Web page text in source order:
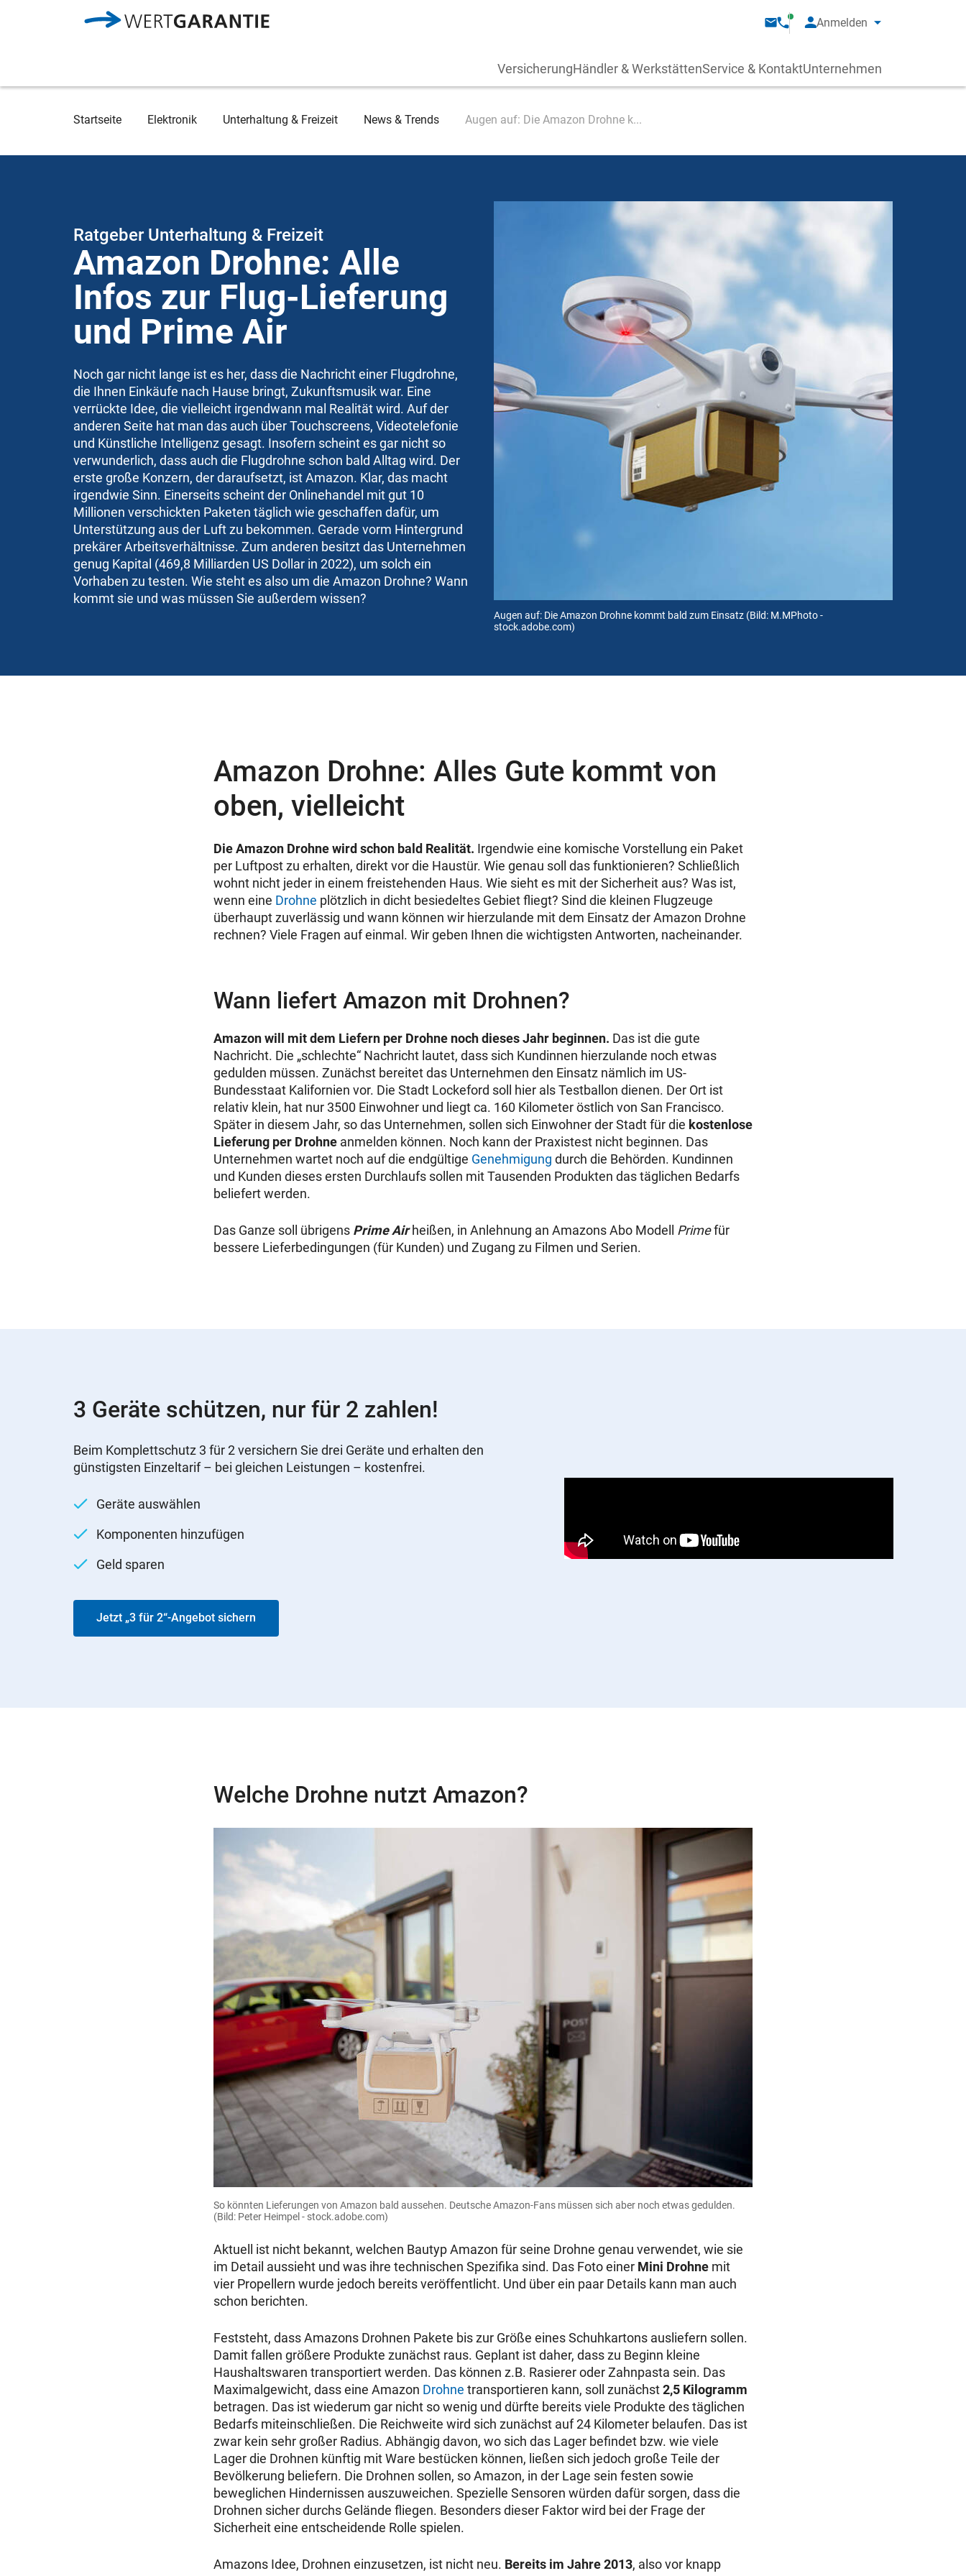
Anmelden
VersicherungHändler & WerkstättenService & KontaktUnternehmen
Breadcrumb
Startseite Elektronik Unterhaltung & Freizeit News & Trends Augen auf: Die Amazon Drohne k...
Augen auf: Die Amazon Drohne kommt bald zum Einsatz (Bild: M.MPhoto -
stock.adobe.com)
Ratgeber Unterhaltung & Freizeit
Amazon Drohne: Alle
Infos zur Flug-Lieferung
und Prime Air
Noch gar nicht lange ist es her, dass die Nachricht einer Flugdrohne,
die Ihnen Einkäufe nach Hause bringt, Zukunftsmusik war. Eine
verrückte Idee, die vielleicht irgendwann mal Realität wird. Auf der
anderen Seite hat man das auch über Touchscreens, Videotelefonie
und Künstliche Intelligenz gesagt. Insofern scheint es gar nicht so
verwunderlich, dass auch die Flugdrohne schon bald Alltag wird. Der
erste große Konzern, der daraufsetzt, ist Amazon. Klar, das macht
irgendwie Sinn. Einerseits scheint der Onlinehandel mit gut 10
Millionen verschickten Paketen täglich wie geschaffen dafür, um
Unterstützung aus der Luft zu bekommen. Gerade vorm Hintergrund
prekärer Arbeitsverhältnisse. Zum anderen besitzt das Unternehmen
genug Kapital (469,8 Milliarden US Dollar in 2022), um solch ein
Vorhaben zu testen. Wie steht es also um die Amazon Drohne? Wann
kommt sie und was müssen Sie außerdem wissen?
Amazon Drohne: Alles Gute kommt von
oben, vielleicht
Die Amazon Drohne wird schon bald Realität. Irgendwie eine komische Vorstellung ein Paket
per Luftpost zu erhalten, direkt vor die Haustür. Wie genau soll das funktionieren? Schließlich
wohnt nicht jeder in einem freistehenden Haus. Wie sieht es mit der Sicherheit aus? Was ist,
wenn eine Drohne plötzlich in dicht besiedeltes Gebiet fliegt? Sind die kleinen Flugzeuge
überhaupt zuverlässig und wann können wir hierzulande mit dem Einsatz der Amazon Drohne
rechnen? Viele Fragen auf einmal. Wir geben Ihnen die wichtigsten Antworten, nacheinander.
Wann liefert Amazon mit Drohnen?
Amazon will mit dem Liefern per Drohne noch dieses Jahr beginnen. Das ist die gute
Nachricht. Die „schlechte“ Nachricht lautet, dass sich Kundinnen hierzulande noch etwas
gedulden müssen. Zunächst bereitet das Unternehmen den Einsatz nämlich im US-
Bundesstaat Kalifornien vor. Die Stadt Lockeford soll hier als Testballon dienen. Der Ort ist
relativ klein, hat nur 3500 Einwohner und liegt ca. 160 Kilometer östlich von San Francisco.
Später in diesem Jahr, so das Unternehmen, sollen sich Einwohner der Stadt für die kostenlose
Lieferung per Drohne anmelden können. Noch kann der Praxistest nicht beginnen. Das
Unternehmen wartet noch auf die endgültige Genehmigung durch die Behörden. Kundinnen
und Kunden dieses ersten Durchlaufs sollen mit Tausenden Produkten das täglichen Bedarfs
beliefert werden.
Das Ganze soll übrigens Prime Airheißen, in Anlehnung an Amazons Abo Modell Primefür
bessere Lieferbedingungen (für Kunden) und Zugang zu Filmen und Serien.
3 Geräte schützen, nur für 2 zahlen!
Beim Komplettschutz 3 für 2 versichern Sie drei Geräte und erhalten den
günstigsten Einzeltarif – bei gleichen Leistungen – kostenfrei.
Geräte auswählen
Komponenten hinzufügen
Geld sparen
Jetzt „3 für 2“-Angebot sichern
Welche Drohne nutzt Amazon?
So könnten Lieferungen von Amazon bald aussehen. Deutsche Amazon-Fans müssen sich aber noch etwas gedulden.
(Bild: Peter Heimpel - stock.adobe.com)
Aktuell ist nicht bekannt, welchen Bautyp Amazon für seine Drohne genau verwendet, wie sie
im Detail aussieht und was ihre technischen Spezifika sind. Das Foto einer Mini Drohne mit
vier Propellern wurde jedoch bereits veröffentlicht. Und über ein paar Details kann man auch
schon berichten.
Feststeht, dass Amazons Drohnen Pakete bis zur Größe eines Schuhkartons ausliefern sollen.
Damit fallen größere Produkte zunächst raus. Geplant ist daher, dass zu Beginn kleine
Haushaltswaren transportiert werden. Das können z.B. Rasierer oder Zahnpasta sein. Das
Maximalgewicht, dass eine Amazon Drohne transportieren kann, soll zunächst2,5 Kilogramm
betragen. Das ist wiederum gar nicht so wenig und dürfte bereits viele Produkte des täglichen
Bedarfs miteinschließen. Die Reichweite wird sich zunächst auf 24 Kilometer belaufen. Das ist
zwar kein sehr großer Radius. Abhängig davon, wo sich das Lager befindet bzw. wie viele
Lager die Drohnen künftig mit Ware bestücken können, ließen sich jedoch große Teile der
Bevölkerung beliefern. Die Drohnen sollen, so Amazon, in der Lage sein festen sowie
beweglichen Hindernissen auszuweichen. Spezielle Sensoren würden dafür sorgen, dass die
Drohnen sicher durchs Gelände fliegen. Besonders dieser Faktor wird bei der Frage der
Sicherheit eine entscheidende Rolle spielen.
Amazons Idee, Drohnen einzusetzen, ist nicht neu. Bereits im Jahre 2013, also vor knapp